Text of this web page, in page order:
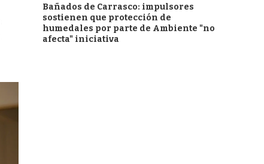
Bañados de Carrasco: impulsores
sostienen que protección de
humedales por parte de Ambiente "no
afecta" iniciativa